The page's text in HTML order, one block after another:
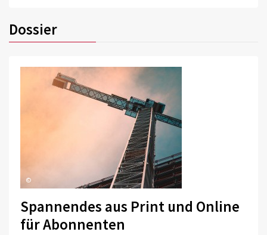
Dossier
©
Spannendes aus Print und Online
für Abonnenten